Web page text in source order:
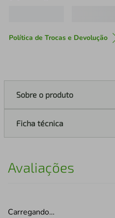
Política de Trocas e Devolução
Sobre o produto
Ficha técnica
Avaliações
Carregando…